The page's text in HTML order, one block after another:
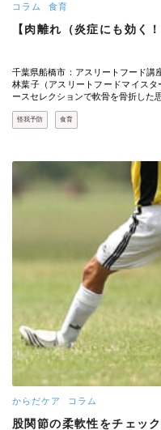
コラム 食育
【肉離れ（炎症にも効く
千葉県船橋市：アスリートフード講
林葉子（アスリートフードマイス
ースセレクションで軟骨を骨折した
怪我予防 食育
からだケア コラム
股関節の柔軟性をチェッ